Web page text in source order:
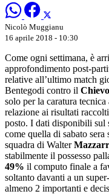
Nicolò Muggianu
16 aprile 2018 - 10:30
Come ogni settimana, è
approfondimento post-
relative all’ultimo match
Bentegodi contro il
solo per la caratura
relazione ai risultati
posto. I dati disponibili sul
come quella di sabato sera
squadra di Walter
stabilmente il possesso
49% il computo finale a
soltanto davanti a un super-
almeno 2 importanti e